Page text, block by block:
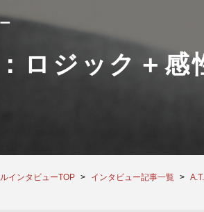
ロジック＋
インタビューTOP インタビュー記事一覧